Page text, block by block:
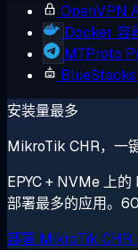
OpenVPN
Docker 容
MTProto
BlueStacks
安装量最多
MikroTik CHR，一
EPYC + NVMe 上
部署最多的应用。60
部署 MikroTik CHR